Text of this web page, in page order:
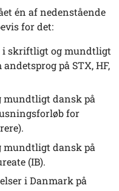
én af nedenstående
for det:
i skriftligt og mundtligt
på STX, HF,
dansk på
for
dansk på
(IB).
i Danmark på